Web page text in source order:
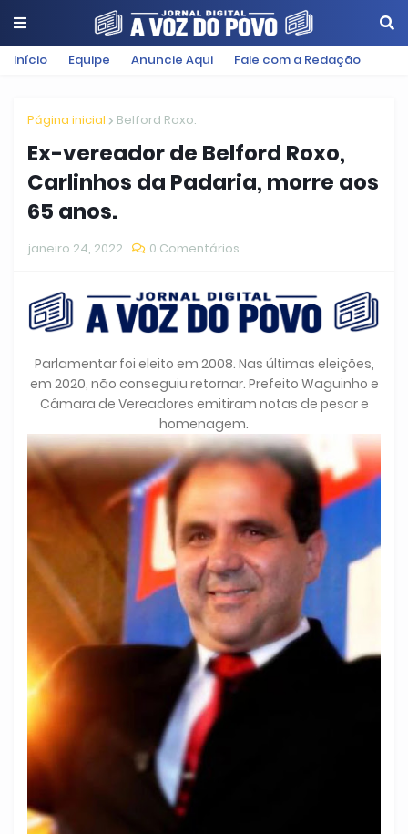
Início Equipe Anuncie Aqui Fale com a Redação
Página inicial Belford Roxo.
Ex-vereador de Belford Roxo,
Carlinhos da Padaria, morre aos
65 anos.
janeiro 24, 2022 0 Comentários
Parlamentar foi eleito em 2008. Nas últimas eleições,
em 2020, não conseguiu retornar. Prefeito Waguinho e
Câmara de Vereadores emitiram notas de pesar e
homenagem.